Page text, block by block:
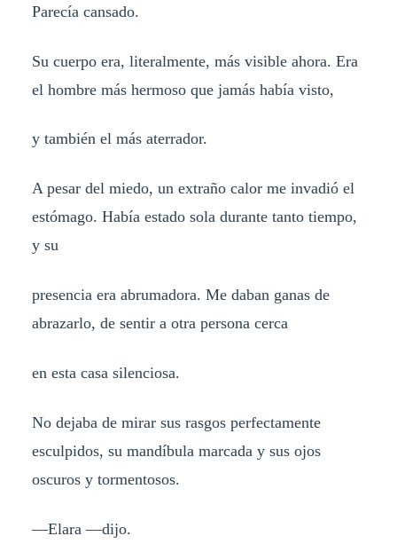
Parecía cansado.
Su cuerpo era, literalmente, más visible ahora. Era
el hombre más hermoso que jamás había visto,
y también el más aterrador.
A pesar del miedo, un extraño calor me invadió el
estómago. Había estado sola durante tanto tiempo,
y su
presencia era abrumadora. Me daban ganas de
abrazarlo, de sentir a otra persona cerca
en esta casa silenciosa.
No dejaba de mirar sus rasgos perfectamente
esculpidos, su mandíbula marcada y sus ojos
oscuros y tormentosos.
—Elara —dijo.